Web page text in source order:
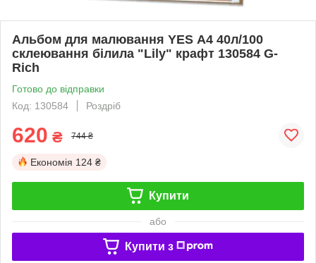
Альбом для малювання YES А4 40л/100
склеювання білила "Lily" крафт 130584 G-
Rich
Готово до відправки
Код: 130584
Роздріб
620 ₴ 744 ₴
Економія 124 ₴
Купити
або
Купити з